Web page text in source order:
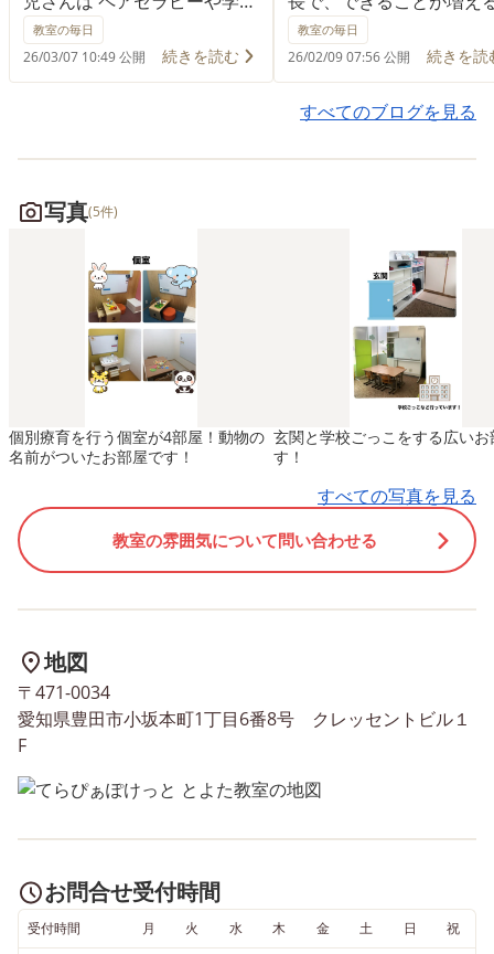
ごっこなどを通して、 小学校
生活をイメージしながら 準備
を進めてきました。 着席し
を感じます🥰 春からの新し
いスタートを 応援しています
✨
教室の毎日
26/03/07 10:49 公開 続きを読む
個別療育って聞くと強制
勉強みたいに思うかもし
せんが、てらぴぁぽけっ
は無理に勉強をするので
でできたことを一緒に喜
がらできることが増える
が楽しくて、自分からや
う！お部屋に入りたい！
欲満々です😊 発語を増
たい。 着席する習慣を身
けたい。 お友達との関わ
を学んで欲しい。 気持ち
ントロールを学んでほし
就学に向けて必要な力を
つけたいなど。 人によ
目標は様々です！お一人
人の様々な目標に向かっ
子ども達のがんばる力を
じ、柔軟に療育を行って
教室の毎日
26/02/09 07:56 公開 続きを読
すべてのブログを見る
写真(5件)
個別療育を行う個室が4部屋！動物の
名前がついたお部屋です！
玄関と学校ごっこをする広いお
す！
すべての写真を見る
教室の雰囲気について問い合わせる
地図
〒471-0034
愛知県豊田市小坂本町1丁目6番8号 クレッセントビル１
F
お問合せ受付時間
受付時間 月 火 水 木 金 土 日 祝